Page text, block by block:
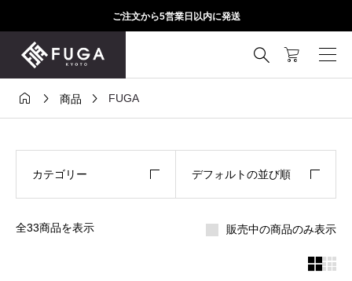
ご注文から5営業日以内に発送

  商品  FUGA
全33商品を表示
カテゴリー デフォルトの並び順
販売中の商品のみ表示
